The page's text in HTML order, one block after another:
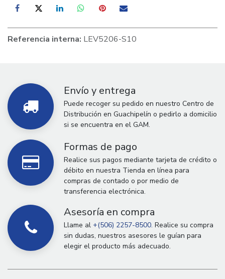
Referencia interna: LEV5206-S10
Envío y entrega
Puede recoger su pedido en nuestro Centro de
Distribución en Guachipelín o pedirlo a domicilio
si se encuentra en el GAM.
Formas de pago
Realice sus pagos mediante tarjeta de crédito o
débito en nuestra Tienda en línea para
compras de contado o por medio de
transferencia electrónica.
Asesoría en compra
Llame al +(506) 2257-8500. Realice su compra
sin dudas, nuestros asesores le guían para
elegir el producto más adecuado.